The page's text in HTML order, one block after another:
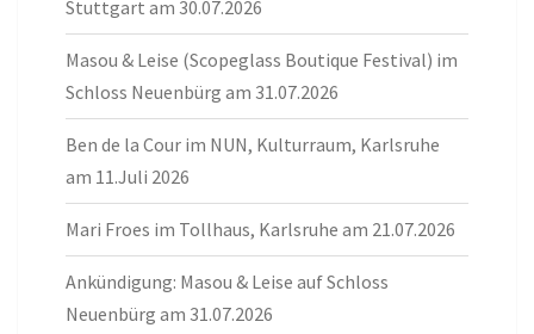
Stuttgart am 30.07.2026
Masou & Leise (Scopeglass Boutique Festival) im
Schloss Neuenbürg am 31.07.2026
Ben de la Cour im NUN, Kulturraum, Karlsruhe
am 11.Juli 2026
Mari Froes im Tollhaus, Karlsruhe am 21.07.2026
Ankündigung: Masou & Leise auf Schloss
Neuenbürg am 31.07.2026